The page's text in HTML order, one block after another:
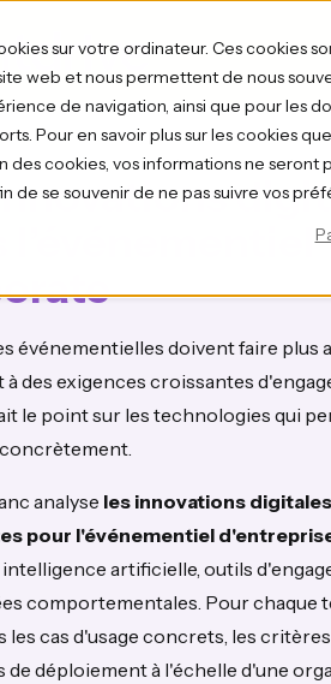
sur votre ordinateur. Ces cookies
web et nous permettent de nous
de navigation, ainsi que pour les
Pour en savoir plus sur les cookies
des cookies, vos informations ne seront
de se souvenir de ne pas suivre vos
l’événementiel
événementielles doivent faire plus
des exigences croissantes
le point sur les technologies qui
analyse les innovations
pour l'événementiel
artificielle, outils
comportementales. Pour chaque
les cas d'usage concrets, les
déploiement à l'échelle d'une